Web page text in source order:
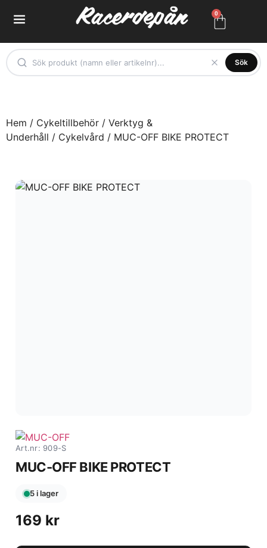
0
Sök
Hem / Cykeltillbehör / Verktyg &
Underhåll / Cykelvård / MUC-OFF BIKE PROTECT
Art.nr: 909-S
MUC-OFF BIKE PROTECT
5 i lager
169 kr